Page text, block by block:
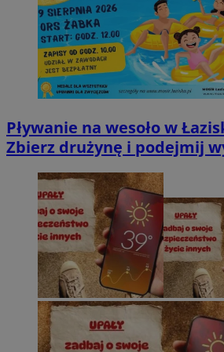
Pływanie na wesoło w
Zbierz drużynę i podejmij